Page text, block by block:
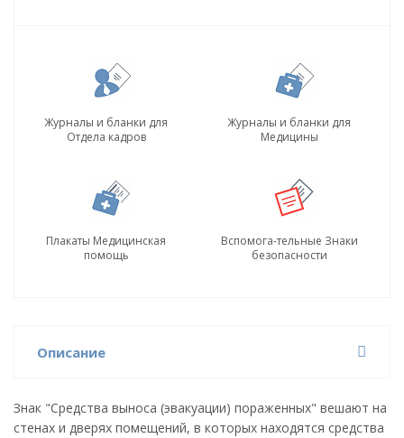
Журналы и бланки для
Отдела кадров
Журналы и бланки для
Медицины
Плакаты Медицинская
помощь
Вспомога-тельные Знаки
безопасности
Описание
Знак "Средства выноса (эвакуации) пораженных" вешают на
стенах и дверях помещений, в которых находятся средства